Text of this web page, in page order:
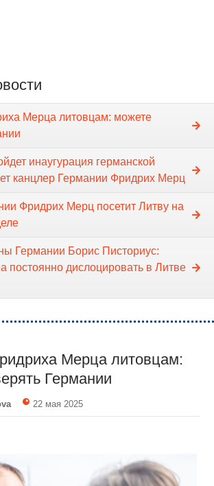
Мерца литовцам: можете
инаугурация германской
канцлер Германии Фридрих Мерц
Фридрих Мерц посетит Литву на
Германии Борис Писториус:
постоянно дислоцировать в Литве
Мерца литовцам:
Германии
22 мая 2025